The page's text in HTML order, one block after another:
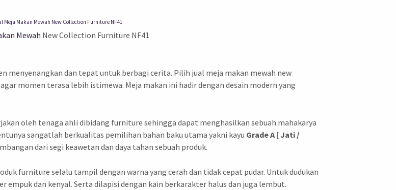
Mewah New Collection Furniture NF41
menyenangkan dan tepat untuk berbagi cerita. Pilih jual meja makan mewah new
momen terasa lebih istimewa. Meja makan ini hadir dengan desain modern yang
oleh tenaga ahli dibidang furniture sehingga dapat menghasilkan sebuah mahakarya
sangatlah berkualitas pemilihan bahan baku utama yakni kayu Grade A [ Jati /
dari segi keawetan dan daya tahan sebuah produk.
furniture selalu tampil dengan warna yang cerah dan tidak cepat pudar. Untuk dudukan
empuk dan kenyal. Serta dilapisi dengan kain berkarakter halus dan juga lembut.